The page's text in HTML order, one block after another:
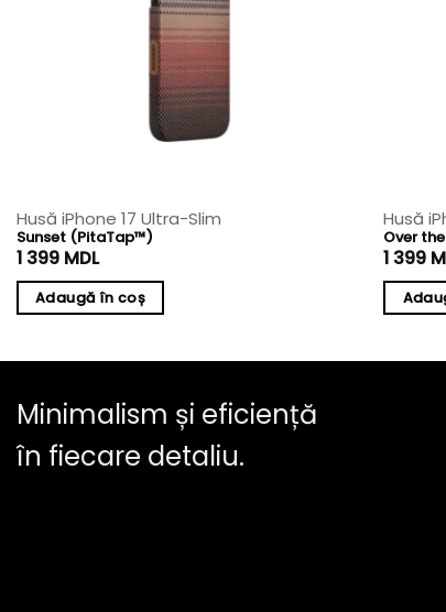
Husă iPhone 17 Ultra-Slim
Sunset (PitaTap™)
1 399 MDL
Adaugă în coș
Husă
Over
1 399
Minimalism și eficiență
în fiecare detaliu.